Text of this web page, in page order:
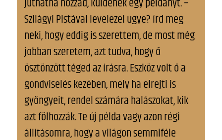
Szilágyi Pistával levelezel ugye? írd meg
neki, hogy eddig is szerettem, de most még
jobban szeretem, azt tudva, hogy ő
ösztönzött téged az írásra. Eszköz volt ő a
gondviselés kezében, mely ha elrejti is
gyöngyeit, rendel számára halászokat, kik
azt fölhozzák. Te új példa vagy azon régi
állításomra, hogy a világon semmiféle